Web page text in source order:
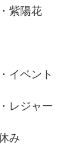
紫陽花
イベント
レジャー
み